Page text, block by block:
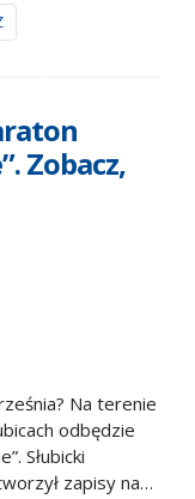
Zobacz,
Na terenie
odbędzie
Słubicki
zapisy na